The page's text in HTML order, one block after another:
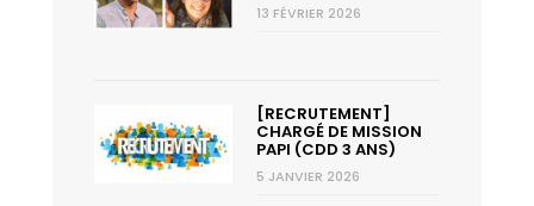
13 FÉVRIER 2026
[RECRUTEMENT]
CHARGÉ DE MISSION
PAPI (CDD 3 ANS)
5 JANVIER 2026